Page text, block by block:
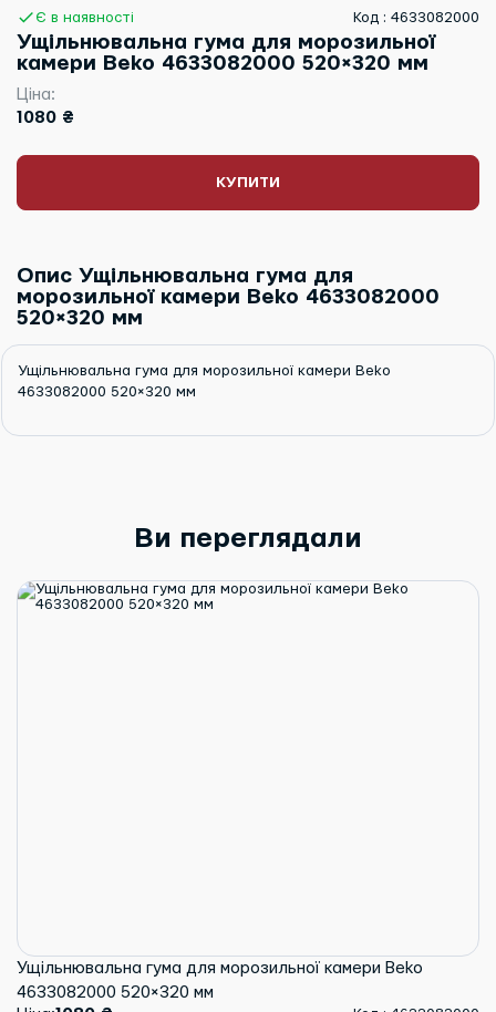
Є в наявності Код : 4633082000
Ущільнювальна гума для морозильної
камери Beko 4633082000 520×320 мм
Ціна:
1080 ₴
КУПИТИ
Опис Ущільнювальна гума для
морозильної камери Beko 4633082000
520×320 мм
Ущільнювальна гума для морозильної камери Beko
4633082000 520×320 мм
Ви переглядали
Ущільнювальна гума для морозильної камери Beko
4633082000 520×320 мм